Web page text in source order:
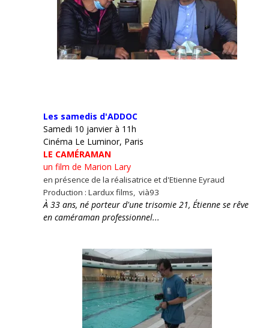
Les samedis d'ADDOC
Samedi 10 janvier à 11h
Cinéma Le Luminor, Paris
LE CAMÉRAMAN
un film de Marion Lary
en présence de la réalisatrice et d'Etienne Eyraud
Production : Lardux films, vià93
À 33 ans, né porteur d'une trisomie 21, Étienne se rêve
en caméraman professionnel...